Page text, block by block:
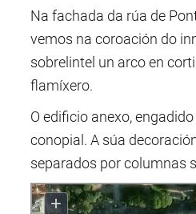
Na fachada da rúa de
vemos na coroación do
sobrelintel un arco en
flamíxero.
O edificio anexo,
conopial. A súa
separados por columnas